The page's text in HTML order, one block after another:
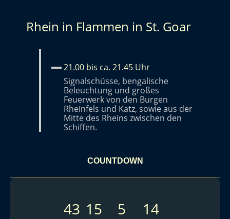
Rhein in Flammen in St. Goar
21.00 bis ca. 21.45 Uhr
Signalschüsse, bengalische
Beleuchtung und großes
Feuerwerk von den Burgen
Rheinfels und Katz, sowie aus der
Mitte des Rheins zwischen den
Schiffen.
COUNTDOWN
43 15 5 14